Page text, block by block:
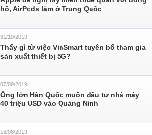
hồ, AirPods làm ở Trung Quốc
31/10/2019
Thấy gì từ việc VinSmart tuyên bố tham gia
sản xuất thiết bị 5G?
07/09/2019
Ông lớn Hàn Quốc muốn đầu tư nhà máy
40 triệu USD vào Quảng Ninh
16/08/2019